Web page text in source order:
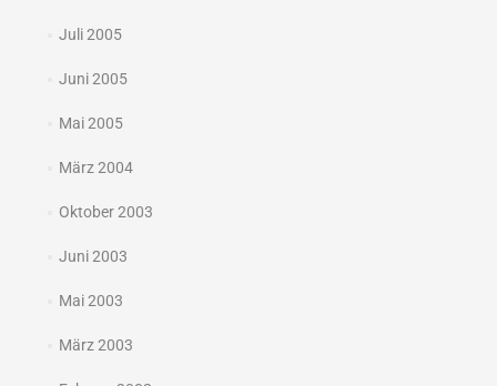
Juli 2005
Juni 2005
Mai 2005
März 2004
Oktober 2003
Juni 2003
Mai 2003
März 2003